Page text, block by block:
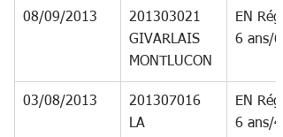
08/09/2013
201303021
GIVARLAIS
MONTLUCON
EN
6 ans/
03/08/2013
201307016
LA
EN
6 ans/